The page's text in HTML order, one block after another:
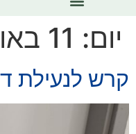
יום: 11 באוקטובר 2023
קרש לנעילת